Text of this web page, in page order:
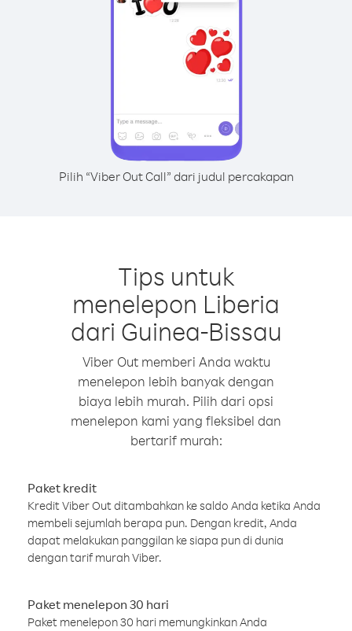
Pilih “Viber Out Call” dari judul percakapan
Tips untuk
menelepon Liberia
dari Guinea-Bissau
Viber Out memberi Anda waktu
menelepon lebih banyak dengan
biaya lebih murah. Pilih dari opsi
menelepon kami yang fleksibel dan
bertarif murah:
Paket kredit
Kredit Viber Out ditambahkan ke saldo Anda ketika Anda
membeli sejumlah berapa pun. Dengan kredit, Anda
dapat melakukan panggilan ke siapa pun di dunia
dengan tarif murah Viber.
Paket menelepon 30 hari
Paket menelepon 30 hari memungkinkan Anda